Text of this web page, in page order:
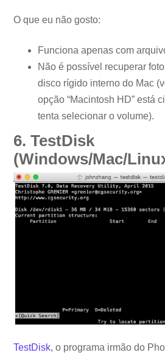
O que eu não gosto:
Funciona apenas com
Não é possível recuperar
disco rígido interno do Mac
opção “Macintosh HD” está
tenta selecionar o volume).
6. TestDisk
(Windows/Mac/
TestDisk, o programa irmão do